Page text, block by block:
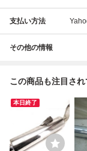
支払い方法
その他の情報
この商品も注目さ
本日終了